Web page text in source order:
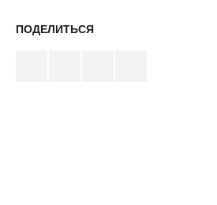
ПОДЕЛИТЬСЯ